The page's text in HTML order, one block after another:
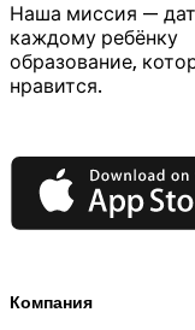
Наша миссия —
каждому ребёнку
образование,
нравится.
App Store
Компания